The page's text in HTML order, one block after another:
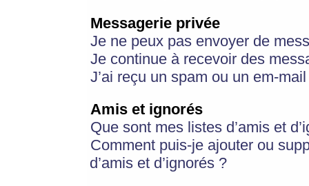
Messagerie privée
Je ne peux pas envoyer de
Je continue à recevoir des
J’ai reçu un spam ou un em-
Amis et ignorés
Que sont mes listes d’amis et
Comment puis-je ajouter ou
d’amis et d’ignorés ?